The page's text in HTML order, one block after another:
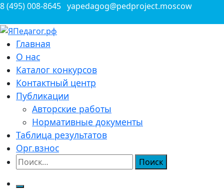
Перейти
содержимому
8 (495) 008-8645 yapedagog@pedproject.moscow
ЯПедагог.рф
Всероссийские конкурсы для педагогов
Главная
О нас
Каталог конкурсов
Контактный центр
Публикации
Авторские работы
Нормативные документы
Таблица результатов
Орг.взнос
Найти: